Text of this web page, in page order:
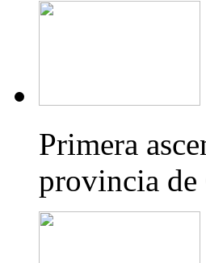
Primera
provincia de